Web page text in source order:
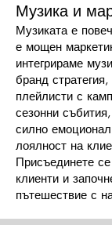
Музика и
Музиката е
е мощен
интегрираме
бранд
плейлисти с
сезонни
силно
лоялност на
Присъединете
клиенти и
пътешествие с